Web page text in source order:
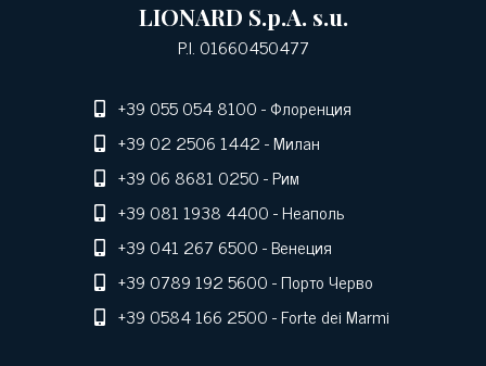
LIONARD S.p.A. s.u.
P.I. 01660450477
+39 055 054 8100- Флоренция
+39 02 2506 1442- Милан
+39 06 8681 0250- Рим
+39 081 1938 4400- Неаполь
+39 041 267 6500- Венеция
+39 0789 192 5600- Порто Черво
+39 0584 166 2500- Forte dei Marmi